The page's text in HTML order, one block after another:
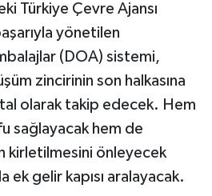
Türkiye Çevre Ajansı
yönetilen
(DOA) sistemi,
zincirinin son halkasına
olarak takip edecek. Hem
sağlayacak hem de
kirletilmesini önleyecek
ek gelir kapısı aralayacak.